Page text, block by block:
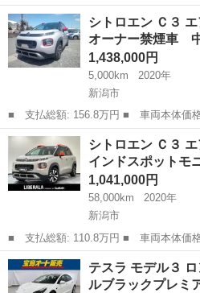
ー名： ランドローバー ■ 車種名：
名： ＨＳＥ Ｄ３５０ スタンダード
ターボ ...
新潟 新潟市 その他
シトロエン Ｃ３
オーナー禁煙車
1,438,000円
5,000km
2020年
新潟市
■ 支払総額: 156.8万円 ■ 車両本体価格： 1,438,000 円 ■ メーカ
ー名： シトロエン ■ 車種名： Ｃ３
名： シャイン ワンオーナー禁煙車
コン 衝突...
新潟 新潟市 その他
シトロエン Ｃ３
インドスポット
1,041,000円
58,000km
2020年
新潟市
■ 支払総額: 110.8万円 ■ 車両本体価格： 1,041,000 円 ■ メーカ
ー名： シトロエン ■ 車種名： Ｃ３
名： シャイン ブラインドスポットモ
メラ コ...
新潟 新潟市
テスラ モデル３
ルブラックプレ